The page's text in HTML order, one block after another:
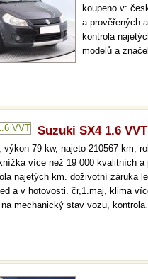
koupeno v:
a prověřených
kontrola
modelů a
mechanický
Suzuki SX4 1.6 VVT
výkon 79 kw, najeto 210567 km,
více než 19 000 kvalitních
najetých km. doživotní záruka
a v hotovosti. čr,1.maj, klima
mechanický stav vozu,